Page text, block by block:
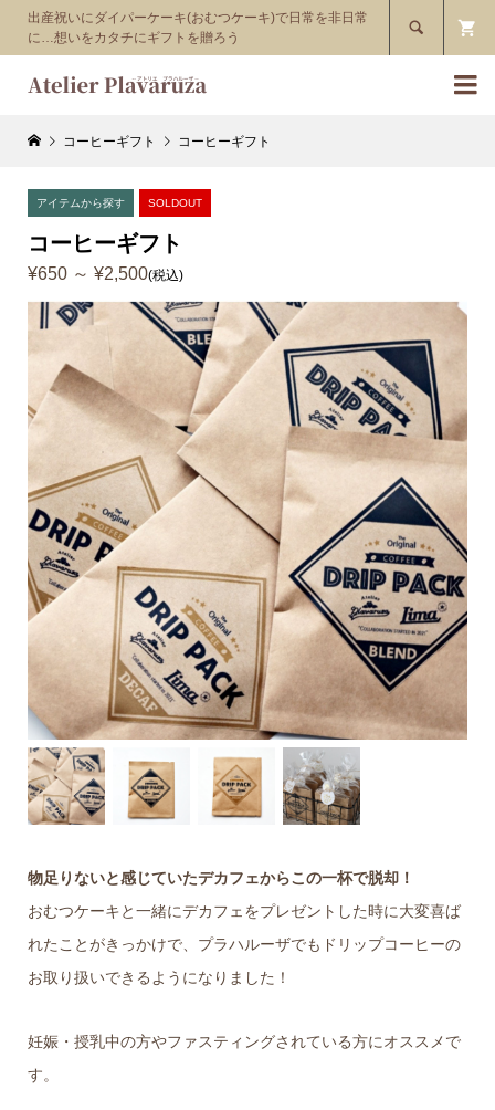
出産祝いにダイパーケーキ(おむつケーキ)で日常を非日常
に…想いをカタチにギフトを贈ろう


コーヒーギフト コーヒーギフト
アイテムから探す SOLDOUT
コーヒーギフト
¥650 ～ ¥2,500(税込)
物足りないと感じていたデカフェからこの一杯で脱却！
おむつケーキと一緒にデカフェをプレゼントした時に大変喜ば
れたことがきっかけで、プラハルーザでもドリップコーヒーの
お取り扱いできるようになりました！
妊娠・授乳中の方やファスティングされている方にオススメで
す。